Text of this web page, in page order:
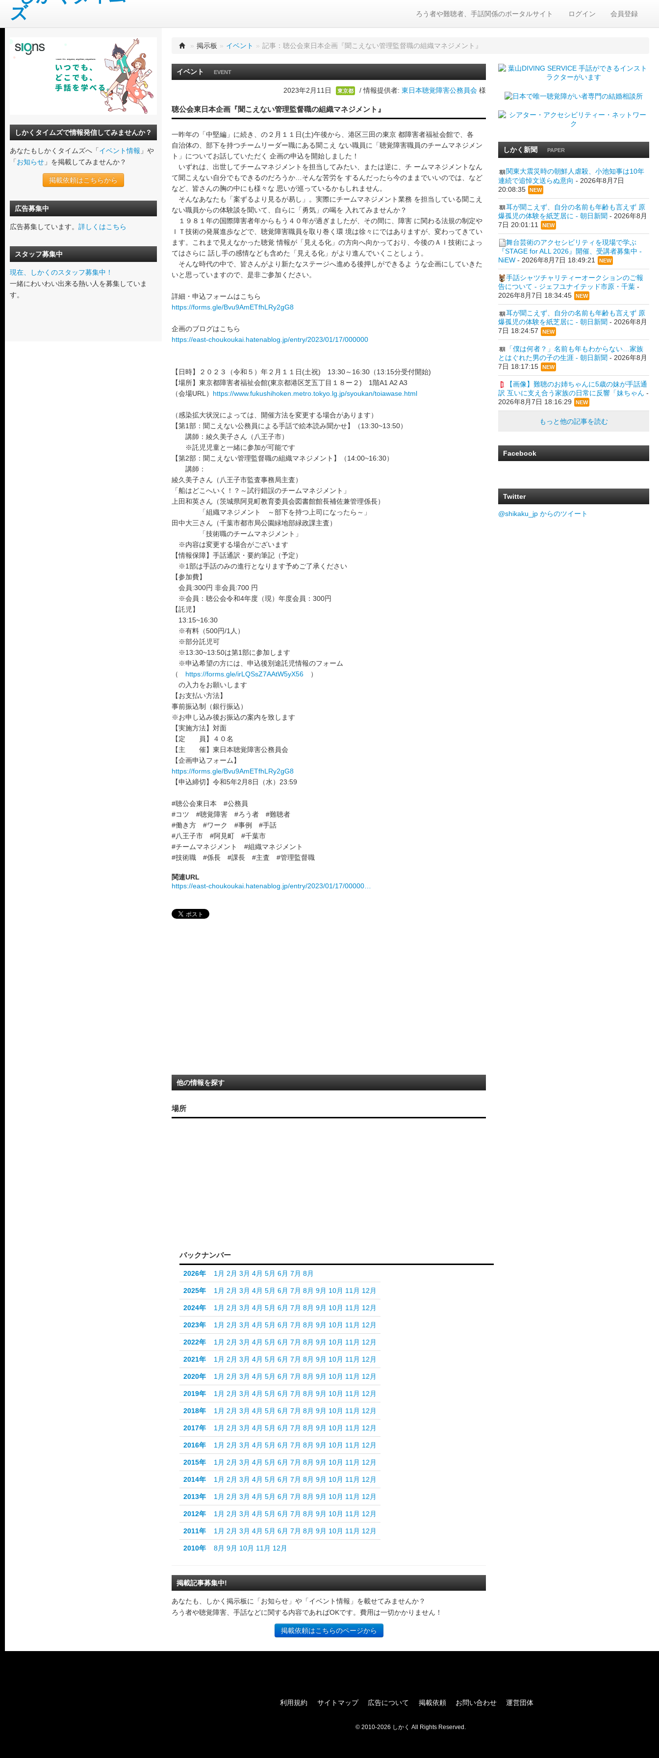
ログイン 会員登録
ろう者や難聴者、手話関係のポータルサイト
しかくタイムズで情報発信してみませんか？
あなたもしかくタイムズへ「イベント情報 」や
「お知らせ 」を掲載してみませんか？
掲載依頼はこちらから
広告募集中
広告募集しています。 詳しくはこちら
スタッフ募集中
現在、しかくのスタッフ募集中！
一緒にわいわい出来る熱い人を募集していま
す。
» 掲示板 » イベント » 記事：聴公会東日本企画『聞こえない管理監督職の組織マネジメント』
イベント EVENT
2023年2月11日 東京都 / 情報提供者: 東日本聴覚障害公務員会 様
聴公会東日本企画『聞こえない管理監督職の組織マネジメント』
一昨年の「中堅編」に続き、の２月１１日(土)午後から、港区三田の東京 都障害者福祉会館で、各
自治体の、部下を持つチームリーダー職にある聞こえ ない職員に「聴覚障害職員のチームマネジメン
ト」についてお話していただく 企画の申込を開始しました！
いずれは、出世してチームマネジメントを担当してみたい、または逆に、チ ームマネジメントなん
て聞こえない自分でもできるのだろうか…そんな苦労を するんだったら今のままでいいのでは、など
など、皆さんの胸の中にも様々な 思いが巡っているかもしれません。
そんなあなたも「案ずるより見るが易し」。実際にチームマネジメント業務 を担当している聞こえ
ない職員からの体験談を聞いて、自らに「勇気」の喝を 入れてみませんか？
１９８１年の国際障害者年からもう４０年が過ぎましたが、その間に、障害 に関わる法規の制定や
ＩＴ技術の発展進歩などで、聴覚障害職員を取り巻く環 境は徐々にではありますが、変わってきてい
ます。これまで見えなかった聴覚 情報が「見える化」の方向へ向かっており、今後のＡＩ技術によっ
てはさらに 話し手の感情なども含めた「見える化」がより進んでいくことしょう。
そんな時代の中で、皆さんがより新たなステージへ進める後押しができるよ うな企画にしていきた
いと思っていますので、是非ご参加ください。
詳細・申込フォームはこちら
https://forms.gle/Bvu9AmETfhLRy2gG8
企画のブログはこちら
https://east-choukoukai.hatenablog.jp/entry/2023/01/17/000000
【日時】２０２３（令和５）年２月１１日(土祝) 13:30～16:30（13:15分受付開始)
【場所】東京都障害者福祉会館(東京都港区芝五丁目１８ー２) 1階A1 A2 A3
（会場URL） https://www.fukushihoken.metro.tokyo.lg.jp/syoukan/toiawase.html
（感染拡大状況によっては、開催方法を変更する場合があります）
【第1部：聞こえない公務員による手話で絵本読み聞かせ】（13:30~13:50）
講師：綾久美子さん（八王子市）
※託児児童と一緒に参加が可能です
【第2部：聞こえない管理監督職の組織マネジメント】（14:00~16:30）
講師：
綾久美子さん（八王子市監査事務局主査）
「船はどこへいく！？～試行錯誤のチームマネジメント」
上田和英さん（茨城県阿見町教育委員会図書館館長補佐兼管理係長）
「組織マネジメント ～部下を持つ上司になったら～」
田中大三さん（千葉市都市局公園緑地部緑政課主査）
「技術職のチームマネジメント」
※内容は変更する場合がございます
【情報保障】手話通訳・要約筆記（予定）
※1部は手話のみの進行となります予めご了承ください
【参加費】
会員:300円 非会員:700 円
※会員：聴公会令和4年度（現）年度会員：300円
【託児】
13:15~16:30
※有料（500円/1人）
※部分託児可
※13:30~13:50は第1部に参加します
※申込希望の方には、申込後別途託児情報のフォーム
（ https://forms.gle/irLQSsZ7AAtW5yX56 ）
の入力をお願いします
【お支払い方法】
事前振込制（銀行振込）
※お申し込み後お振込の案内を致します
【実施方法】対面
【定 員】４０名
【主 催】東日本聴覚障害公務員会
【企画申込フォーム】
https://forms.gle/Bvu9AmETfhLRy2gG8
【申込締切】令和5年2月8日（水）23:59
#聴公会東日本 #公務員
#コツ #聴覚障害 #ろう者 #難聴者
#働き方 #ワーク #事例 #手話
#八王子市 #阿見町 #千葉市
#チームマネジメント #組織マネジメント
#技術職 #係長 #課長 #主査 #管理監督職
関連URL
https://east-choukoukai.hatenablog.jp/entry/2023/01/17/00000…
他の情報を探す
場所
バックナンバー
2026年 1月 2月 3月 4月 5月 6月 7月 8月
2025年 1月 2月 3月 4月 5月 6月 7月 8月 9月 10月 11月 12月
2024年 1月 2月 3月 4月 5月 6月 7月 8月 9月 10月 11月 12月
2023年 1月 2月 3月 4月 5月 6月 7月 8月 9月 10月 11月 12月
2022年 1月 2月 3月 4月 5月 6月 7月 8月 9月 10月 11月 12月
2021年 1月 2月 3月 4月 5月 6月 7月 8月 9月 10月 11月 12月
2020年 1月 2月 3月 4月 5月 6月 7月 8月 9月 10月 11月 12月
2019年 1月 2月 3月 4月 5月 6月 7月 8月 9月 10月 11月 12月
2018年 1月 2月 3月 4月 5月 6月 7月 8月 9月 10月 11月 12月
2017年 1月 2月 3月 4月 5月 6月 7月 8月 9月 10月 11月 12月
2016年 1月 2月 3月 4月 5月 6月 7月 8月 9月 10月 11月 12月
2015年 1月 2月 3月 4月 5月 6月 7月 8月 9月 10月 11月 12月
2014年 1月 2月 3月 4月 5月 6月 7月 8月 9月 10月 11月 12月
2013年 1月 2月 3月 4月 5月 6月 7月 8月 9月 10月 11月 12月
2012年 1月 2月 3月 4月 5月 6月 7月 8月 9月 10月 11月 12月
2011年 1月 2月 3月 4月 5月 6月 7月 8月 9月 10月 11月 12月
2010年 8月 9月 10月 11月 12月
掲載記事募集中!
あなたも、しかく掲示板に「お知らせ」や「イベント情報」を載せてみませんか？
ろう者や聴覚障害、手話などに関する内容であればOKです。費用は一切かかりません！
掲載依頼はこちらのページから
しかく新聞 PAPER
関東大震災時の朝鮮人虐殺、小池知事は10年
連続で追悼文送らぬ意向 - 2026年8月7日
20:08:35
NEW
耳が聞こえず、自分の名前も年齢も言えず 原
爆孤児の体験を紙芝居に - 朝日新聞 - 2026年8月
7日 20:01:11
NEW
舞台芸術のアクセシビリティを現場で学ぶ
『STAGE for ALL 2026』開催、受講者募集中 -
NiEW- 2026年8月7日 18:49:21 NEW
手話シャツチャリティーオークションのご報
告について - ジェフユナイテッド市原・千葉-
2026年8月7日 18:34:45
NEW
耳が聞こえず、自分の名前も年齢も言えず 原
爆孤児の体験を紙芝居に - 朝日新聞 - 2026年8月
7日 18:24:57
NEW
「僕は何者？」名前も年もわからない…家族
とはぐれた男の子の生涯 - 朝日新聞 - 2026年8月
7日 18:17:15
NEW
【画像】難聴のお姉ちゃんに5歳の妹が手話通
訳 互いに支え合う家族の日常に反響「妹ちゃん -
2026年8月7日 18:16:29
NEW
もっと他の記事を読む
Facebook
Twitter
@shikaku_jp からのツイート
利用規約 サイトマップ 広告について 掲載依頼 お問い合わせ 運営団体
© 2010-2026 しかく All Rights Reserved.